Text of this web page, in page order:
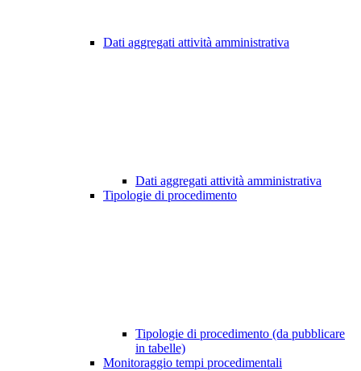
Dati aggregati attività amministrativa
Dati aggregati attività amministrativa
Tipologie di procedimento
Tipologie di procedimento (da pubblicare
in tabelle)
Monitoraggio tempi procedimentali